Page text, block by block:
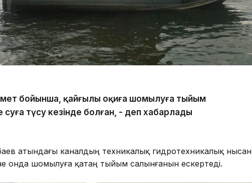
бойынша, қайғылы оқиға шомылуға тыйым
түсу кезінде болған, - деп хабарлады
атындағы каналдың техникалық гидротехникалық нысан
онда шомылуға қатаң тыйым салынғанын ескертеді.